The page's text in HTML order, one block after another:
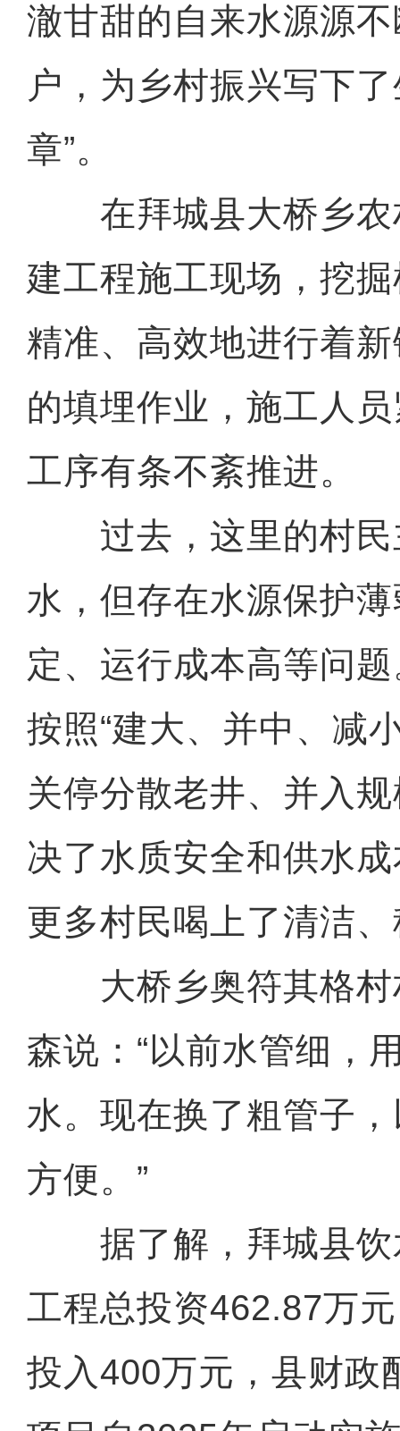
澈甘甜的自来水源源
户，为乡村振兴写下
章”。
在拜城县大桥乡农
建工程施工现场，挖
精准、高效地进行着
的填埋作业，施工人
工序有条不紊推进。
过去，这里的村民
水，但存在水源保护
定、运行成本高等问
按照“建大、并中、减
关停分散老井、并入
决了水质安全和供水
更多村民喝上了清洁
大桥乡奥符其格村
森说：“以前水管细，
水。现在换了粗管子
方便。”
据了解，拜城县饮
工程总投资462.87万
投入400万元，县财政